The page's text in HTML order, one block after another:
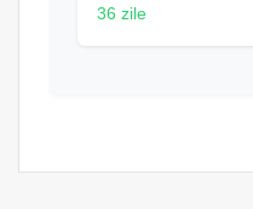
36 zile